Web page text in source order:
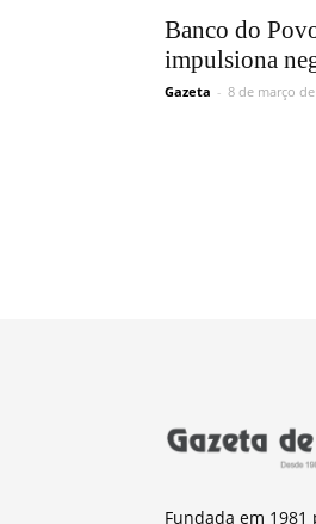
Banco do
impulsiona
Gazeta - 8 de março
Fundada em 1981